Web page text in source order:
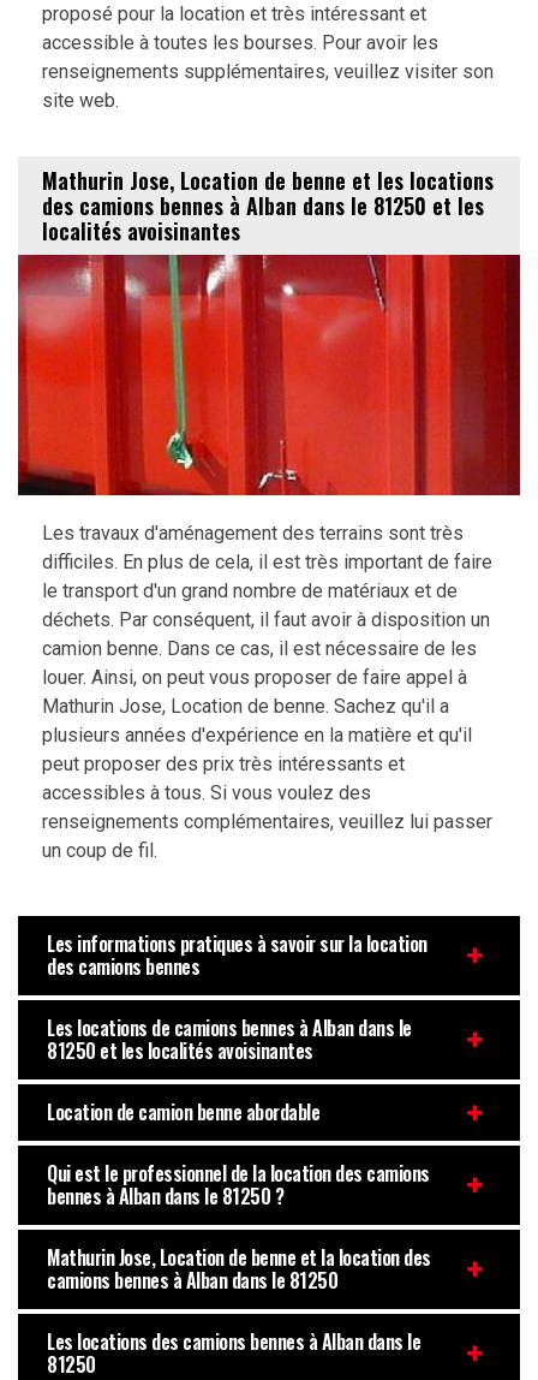
proposé pour la location et très intéressant et
accessible à toutes les bourses. Pour avoir les
renseignements supplémentaires, veuillez visiter son
site web.
Mathurin Jose, Location de benne et les locations
des camions bennes à Alban dans le 81250 et les
localités avoisinantes
Les travaux d'aménagement des terrains sont très
difficiles. En plus de cela, il est très important de faire
le transport d'un grand nombre de matériaux et de
déchets. Par conséquent, il faut avoir à disposition un
camion benne. Dans ce cas, il est nécessaire de les
louer. Ainsi, on peut vous proposer de faire appel à
Mathurin Jose, Location de benne. Sachez qu'il a
plusieurs années d'expérience en la matière et qu'il
peut proposer des prix très intéressants et
accessibles à tous. Si vous voulez des
renseignements complémentaires, veuillez lui passer
un coup de fil.
Les informations pratiques à savoir sur la location
des camions bennes
Les locations de camions bennes à Alban dans le
81250 et les localités avoisinantes
Location de camion benne abordable
Qui est le professionnel de la location des camions
bennes à Alban dans le 81250 ?
Mathurin Jose, Location de benne et la location des
camions bennes à Alban dans le 81250
Les locations des camions bennes à Alban dans le
81250